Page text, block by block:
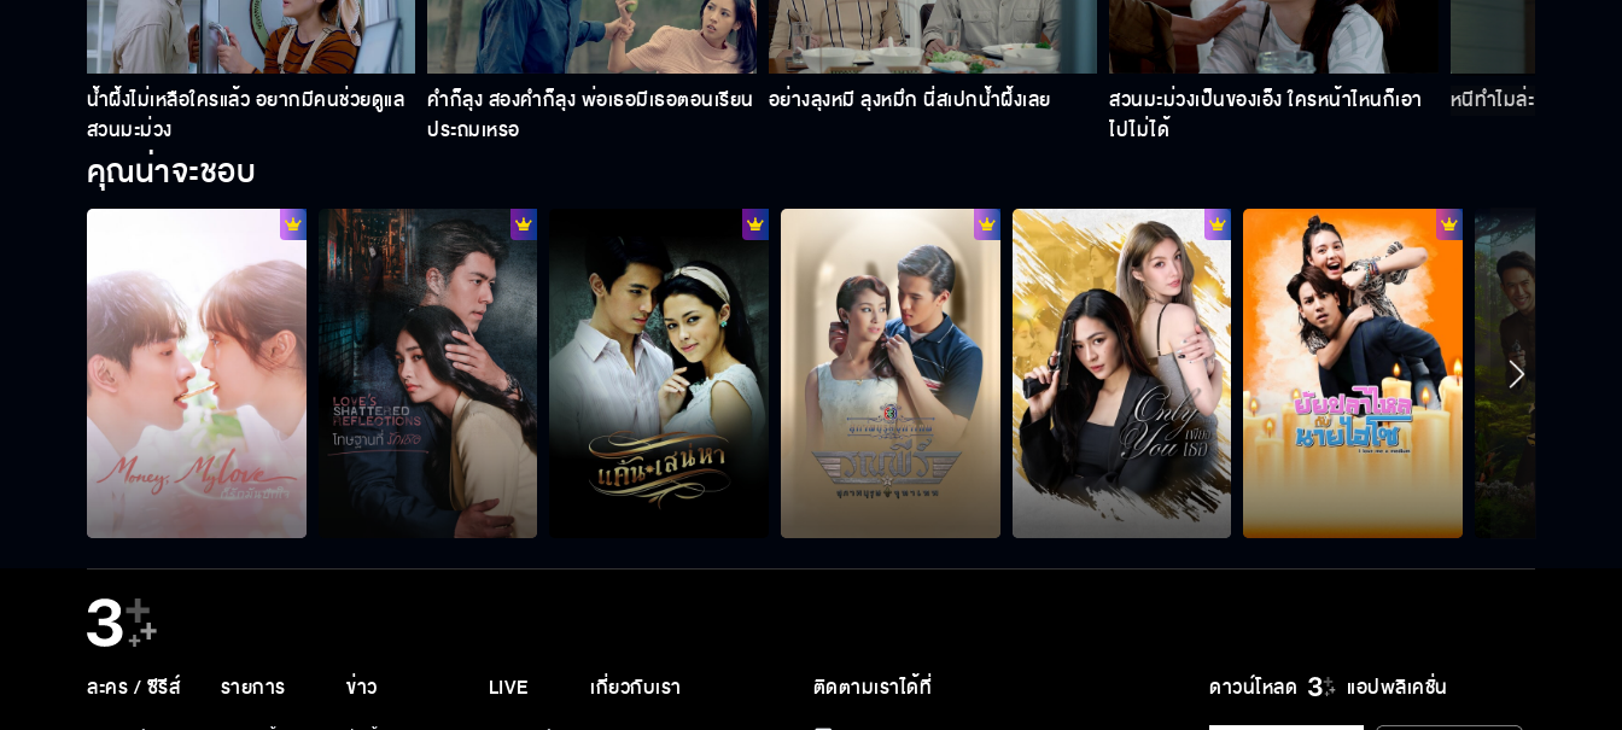
น้ำผึ้งไม่เหลือใครแล้ว อยากมีคนช่วยดูแล
สวนมะม่วง
คำก็ลุง สองคำก็ลุง พ่อเธอมีเธอตอนเรียน
ประถมเหรอ
อย่างลุงหมี ลุงหมึก นี่สเปกน้ำผึ้งเลย
สวนมะม่วงเป็นของเอ็ง ใครหน้าไหนก็เอา
ไปไม่ได้
หนีทำไมล่ะ เธอไปใส่
คุณน่าจะชอบ
ดาวน์โหลด แอปพลิเคชั่น
ละคร / ซีรีส์ รายการ ข่าว LIVE เกี่ยวกับเรา ติดตามเราได้ที่